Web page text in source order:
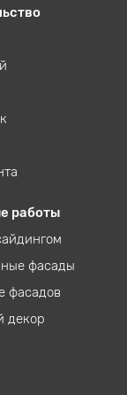
работы
фасады
фасадов
декор